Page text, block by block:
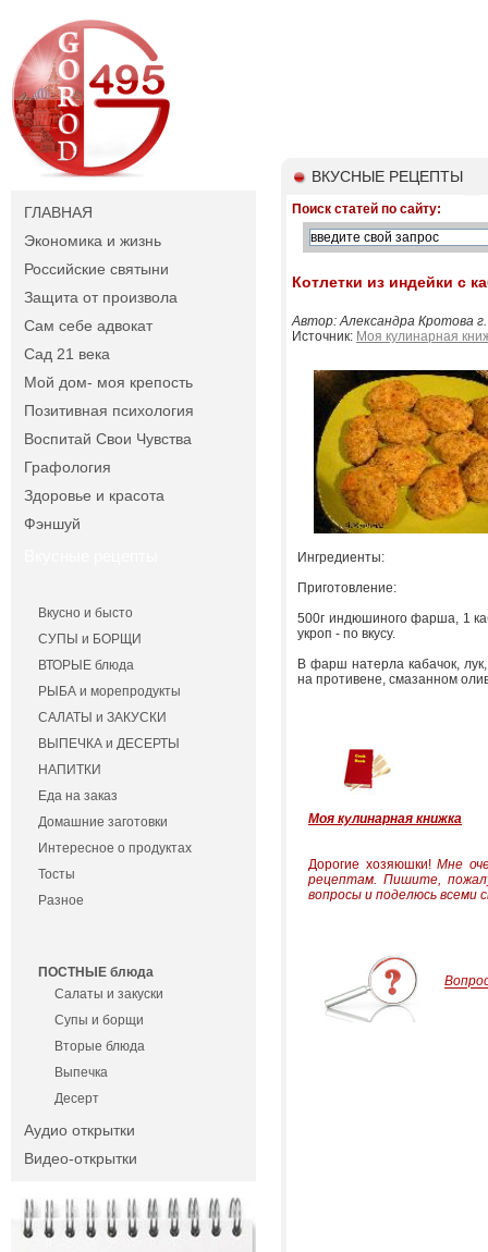
ГЛАВНАЯ
Экономика и жизнь
Российские святыни
Защита от произвола
Сам себе адвокат
Сад 21 века
Мой дом- моя крепость
Позитивная психология
Воспитай Свои Чувства
Графология
Здоровье и красота
Фэншуй
Вкусно и бысто
СУПЫ и БОРЩИ
ВТОРЫЕ блюда
РЫБА и морепродукты
САЛАТЫ и ЗАКУСКИ
ВЫПЕЧКА и ДЕСЕРТЫ
НАПИТКИ
Еда на заказ
Домашние заготовки
Интересное о продуктах
Тосты
Разное
ПОСТНЫЕ блюда
Салаты и закуски
Супы и борщи
Вторые блюда
Выпечка
Десерт
Аудио открытки
Видео-открытки
ВКУСНЫЕ РЕЦЕПТЫ
Поиск статей по сайту:
Котлетки из индейки с
Автор: Александра Кротова
Источник: Моя кулинарная
Ингредиенты:
Приготовление:
500г индюшиного фарша, 1
укроп - по вкусу.
В фарш натерла кабачок,
на противене, смазанном
Моя кулинарная книжка
Дорогие хозяюшки!Мне
рецептам. Пишите,
вопросы и поделюсь всеми